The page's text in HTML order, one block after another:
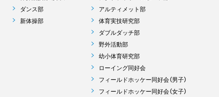
ダンス部
新体操部
アルティメット部
体育実技研究部
ダブルダッチ部
野外活動部
幼小体育研究部
ローイング同好会
フィールドホッケー同好会（男子）
フィールドホッケー同好会（女子）